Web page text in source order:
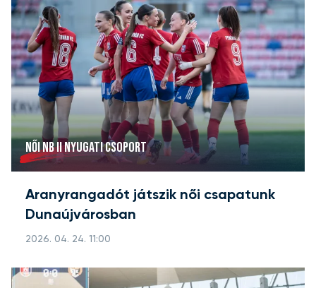
NŐI NB II NYUGATI CSOPORT
Aranyrangadót játszik női csapatunk
Dunaújvárosban
2026. 04. 24. 11:00